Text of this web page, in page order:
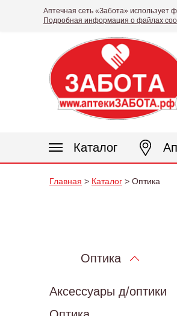
Аптечная сеть «Забота» использует
Подробная информация о файлах
Каталог
Главная > Каталог > Оптика
Оптика
Аксессуары д/оптики